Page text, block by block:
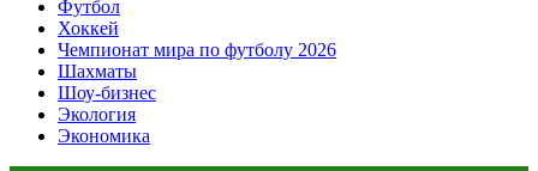
Футбол
Хоккей
Чемпионат мира по футболу 2026
Шахматы
Шоу-бизнес
Экология
Экономика